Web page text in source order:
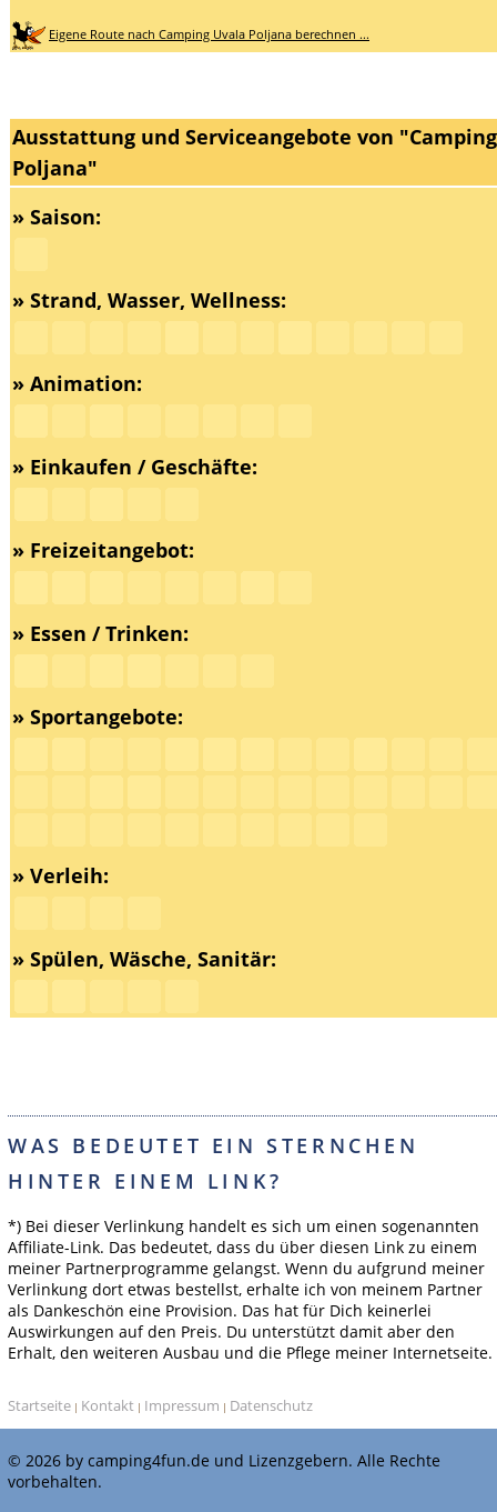
Eigene Route nach Camping Uvala Poljana berechnen ...
Ausstattung und Serviceangebote von
Poljana"
» Saison:
» Strand, Wasser, Wellness:
» Animation:
» Einkaufen / Geschäfte:
» Freizeitangebot:
» Essen / Trinken:
» Sportangebote:
» Verleih:
» Spülen, Wäsche, Sanitär:
WAS BEDEUTET EIN STERNCHEN
HINTER EINEM LINK?
*) Bei dieser Verlinkung handelt es sich um einen sogenannten
Affiliate-Link. Das bedeutet, dass du über diesen Link zu einem
meiner Partnerprogramme gelangst. Wenn du aufgrund meiner
Verlinkung dort etwas bestellst, erhalte ich von meinem Partner
als Dankeschön eine Provision. Das hat für Dich keinerlei
Auswirkungen auf den Preis. Du unterstützt damit aber den
Erhalt, den weiteren Ausbau und die Pflege meiner Internetseite.
Startseite | Kontakt | Impressum | Datenschutz
© 2026 by camping4fun.de und Lizenzgebern. Alle Rechte
vorbehalten.